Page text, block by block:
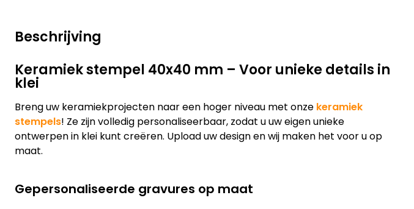
Beschrijving
Keramiek stempel 40x40 mm – Voor unieke details in
klei
Breng uw keramiekprojecten naar een hoger niveau met onze keramiek
stempels! Ze zijn volledig personaliseerbaar, zodat u uw eigen unieke
ontwerpen in klei kunt creëren. Upload uw design en wij maken het voor u op
maat.
Gepersonaliseerde gravures op maat